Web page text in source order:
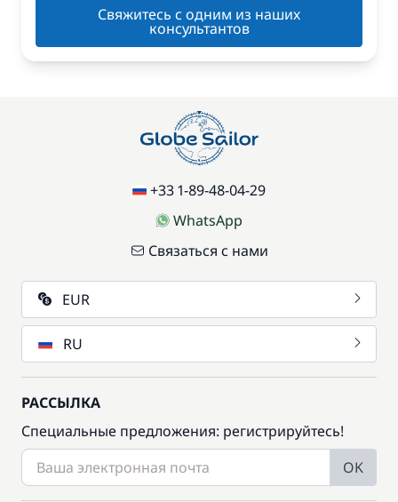
Свяжитесь с одним из наших
консультантов
+33 1-89-48-04-29
WhatsApp
Связаться с нами
EUR
RU
РАССЫЛКА
Специальные предложения: регистрируйтесь!
OK